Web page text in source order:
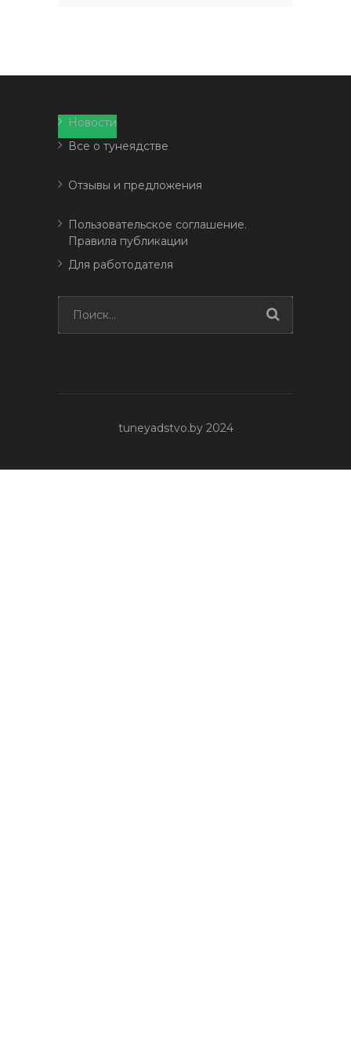
Новости
Все о тунеядстве
Отзывы и предложения
Пользовательское соглашение.
Правила публикации
Для работодателя
tuneyadstvo.by 2024